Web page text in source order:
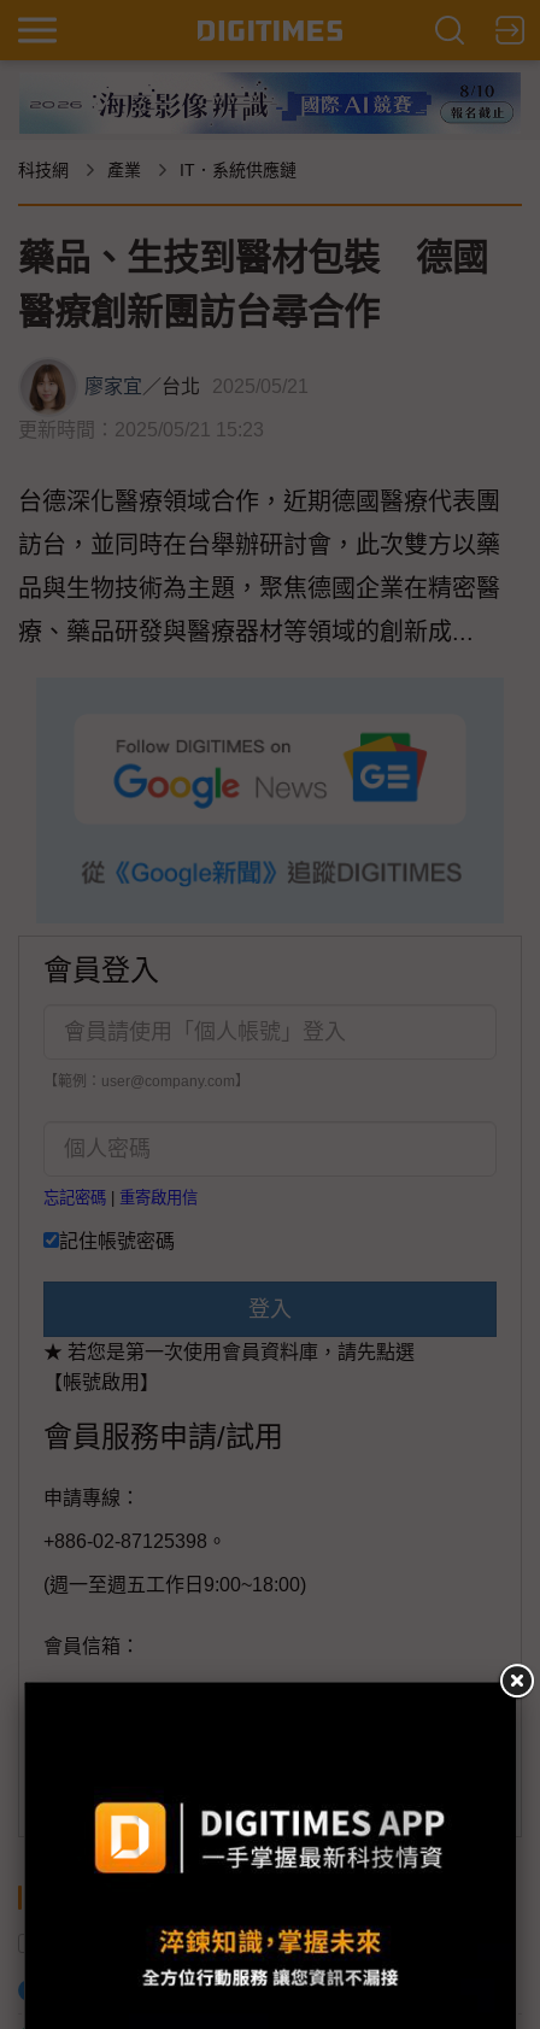
科技網 產業 IT．系統供應鏈
藥品、生技到醫材包裝 德國
醫療創新團訪台尋合作
廖家宜／台北 2025/05/21
更新時間：2025/05/21 15:23
台德深化醫療領域合作，近期德國醫療代表團
訪台，並同時在台舉辦研討會，此次雙方以藥
品與生物技術為主題，聚焦德國企業在精密醫
療、藥品研發與醫療器材等領域的創新成...
會員登入
【範例：user@company.com】
忘記密碼 重寄啟用信
記住帳號密碼
登入
★ 若您是第一次使用會員資料庫，請先點選
【帳號啟用】
會員服務申請/試用
申請專線：
+886-02-87125398。
(週一至週五工作日9:00~18:00)
會員信箱：
member@digitimes.com
訂閱DIGITIMES 行動版
生技 智慧醫療 醫療器材
加入已選取到「關鍵字追蹤」